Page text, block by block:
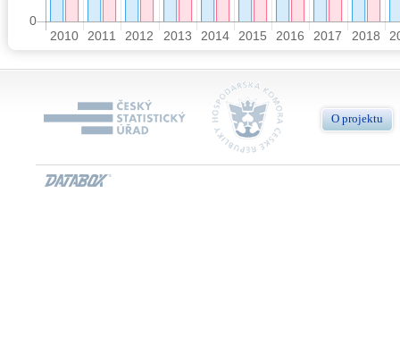
O projektu